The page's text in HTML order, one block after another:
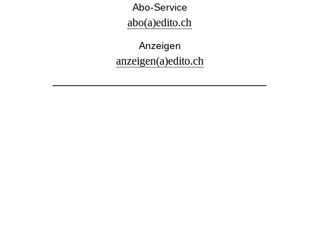
Abo-Service
abo(a)edito.ch
Anzeigen
anzeigen(a)edito.ch